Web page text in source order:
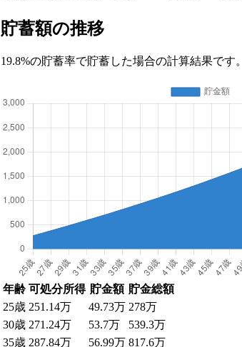
貯蓄額の推移
19.8%の貯蓄率で貯蓄した場合の計算結果です。
年齢 可処分所得 貯金額 貯金総額
25歳 251.14万 49.73万 278万
30歳 271.24万 53.7万
539.3万
35歳 287.84万 56.99万 817.6万